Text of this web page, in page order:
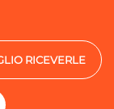
RICEVERLE